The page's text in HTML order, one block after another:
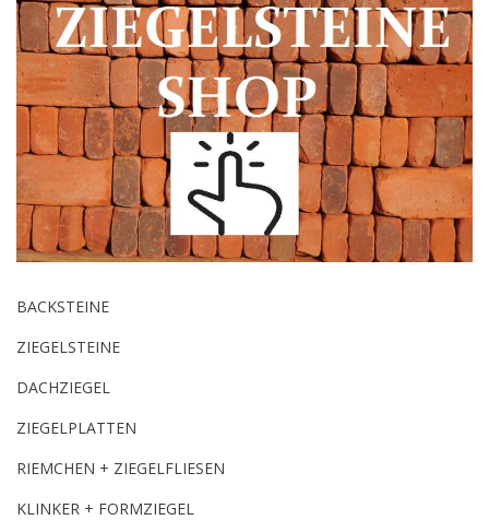
BACKSTEINE
ZIEGELSTEINE
DACHZIEGEL
ZIEGELPLATTEN
RIEMCHEN + ZIEGELFLIESEN
KLINKER + FORMZIEGEL